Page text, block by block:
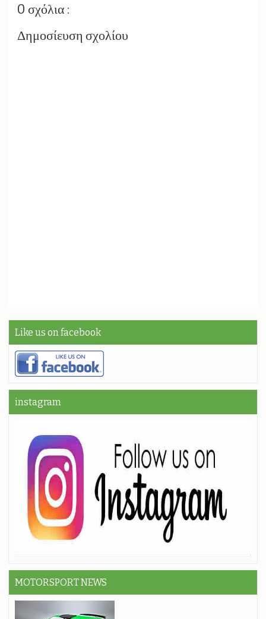
0 σχόλια :
Δημοσίευση σχολίου
Like us on facebook
instagram
MOTORSPORT NEWS